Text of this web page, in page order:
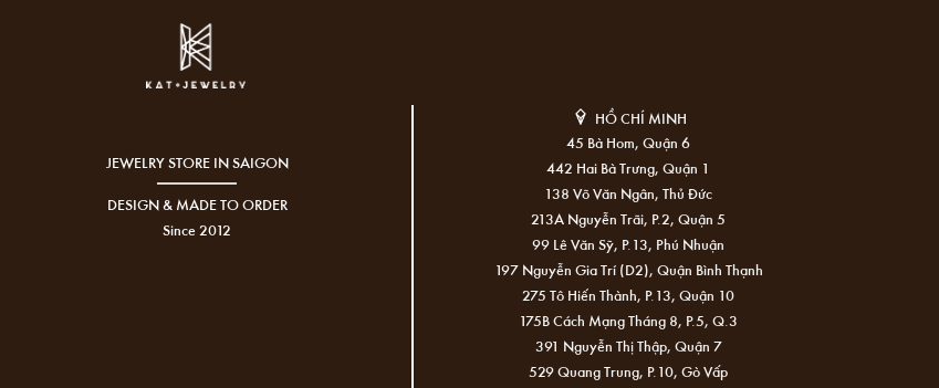
JEWELRY STORE IN SAIGON
DESIGN & MADE TO ORDER
Since 2012
HỒ CHÍ MINH
45 Bà Hom, Quận 6
442 Hai Bà Trưng, Quận 1
138 Võ Văn Ngân, Thủ Đức
213A Nguyễn Trãi, P.2, Quận 5
99 Lê Văn Sỹ, P.13, Phú Nhuận
197 Nguyễn Gia Trí (D2), Quận Bình Thạnh
275 Tô Hiến Thành, P.13, Quận 10
175B Cách Mạng Tháng 8, P.5, Q.3
391 Nguyễn Thị Thập, Quận 7
529 Quang Trung, P.10, Gò Vấp